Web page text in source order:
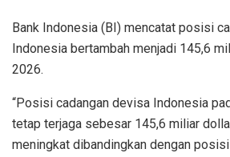
Bank Indonesia (BI) mencatat posisi
Indonesia bertambah menjadi 145,6
2026.
“Posisi cadangan devisa Indonesia
tetap terjaga sebesar 145,6 miliar
meningkat dibandingkan dengan